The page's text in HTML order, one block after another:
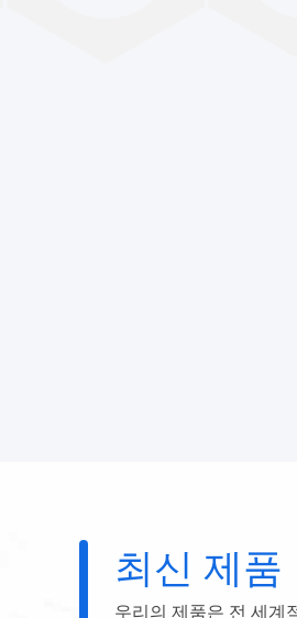
최신 제품
우리의 제품은 전 세계